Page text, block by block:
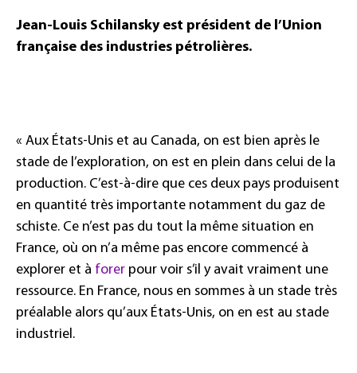
Jean-Louis Schilansky est président de l’Union
française des industries pétrolières.
« Aux États-Unis et au Canada, on est bien après le
stade de l’exploration, on est en plein dans celui de la
production. C’est-à-dire que ces deux pays produisent
en quantité très importante notamment du gaz de
schiste. Ce n’est pas du tout la même situation en
France, où on n’a même pas encore commencé à
explorer et à forer pour voir s’il y avait vraiment une
ressource. En France, nous en sommes à un stade très
préalable alors qu’aux États-Unis, on en est au stade
industriel.